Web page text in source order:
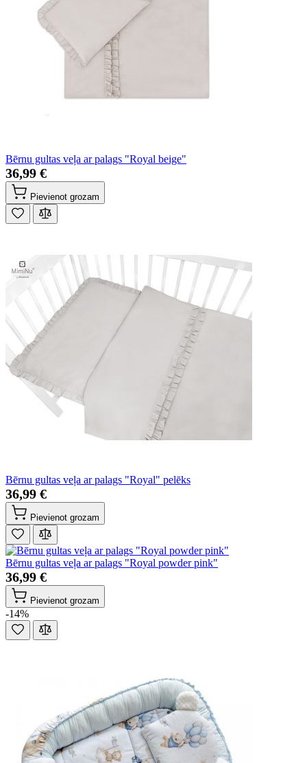
Bērnu gultas veļa ar palags "Royal beige"
36,99 €
Pievienot grozam
Bērnu gultas veļa ar palags "Royal" pelēks
36,99 €
Pievienot grozam
Bērnu gultas veļa ar palags "Royal powder pink"
36,99 €
Pievienot grozam
-14%